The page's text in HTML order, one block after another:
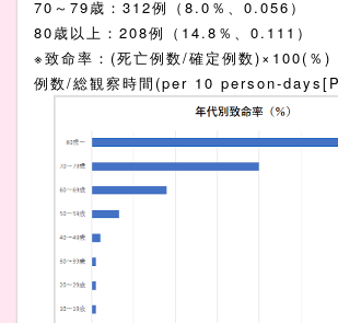
70～79歳：312例（8.0％、0.056）
80歳以上：208例（14.8％、0.111）
※致命率：(死亡例数/確定例数)×100(％
例数/総観察時間(per 10 person-